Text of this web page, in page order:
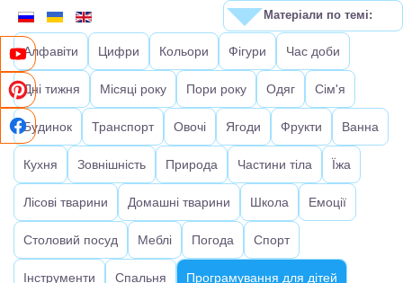
Алфавіти Цифри Кольори Фігури Час доби
Дні тижня Місяці року Пори року Одяг Сім'я
Будинок Транспорт Овочі Ягоди Фрукти Ванна
Кухня Зовнішність Природа Частини тіла Їжа
Лісові тварини Домашні тварини Школа Емоції
Столовий посуд Меблі Погода Спорт
Інструменти Спальня Програмування для дітей
Матеріали по темі: